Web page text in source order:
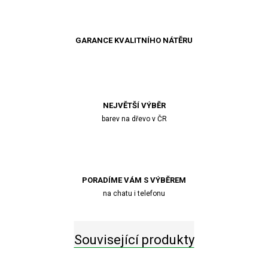
GARANCE KVALITNÍHO NÁTĚRU
NEJVĚTŠÍ VÝBĚR
barev na dřevo v ČR
PORADÍME VÁM S VÝBĚREM
na chatu i telefonu
Související produkty